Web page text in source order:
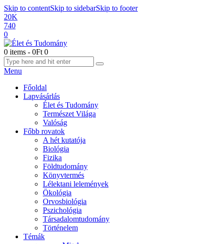
Skip to contentSkip to sidebarSkip to footer
20K
740
0
0 items - 0Ft 0
Menu
Főoldal
Lapvásárlás
Élet és Tudomány
Természet Világa
Valóság
Főbb rovatok
A hét kutatója
Biológia
Fizika
Földtudomány
Könyvtermés
Lélektani lelemények
Ökológia
Orvosbiológia
Pszichológia
Társadalomtudomány
Történelem
Témák